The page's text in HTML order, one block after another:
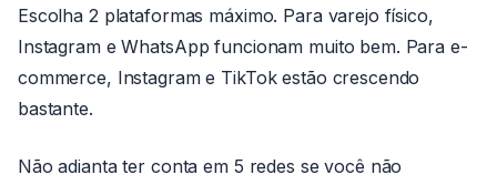
Escolha 2 plataformas máximo. Para varejo físico,
Instagram e WhatsApp funcionam muito bem. Para e-
commerce, Instagram e TikTok estão crescendo
bastante.
Não adianta ter conta em 5 redes se você não